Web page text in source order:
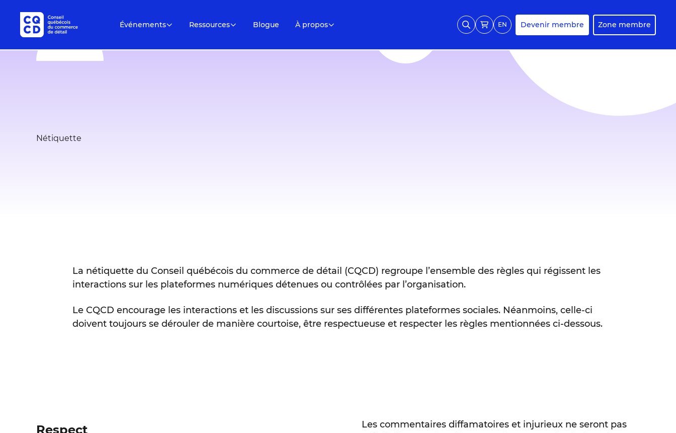
Événements Ressources Blogue À propos EN Devenir membre Zone membre
Nétiquette
La nétiquette du Conseil québécois du commerce de détail (CQCD) regroupe l’ensemble des règles qui régissent les
interactions sur les plateformes numériques détenues ou contrôlées par l’organisation.
Le CQCD encourage les interactions et les discussions sur ses différentes plateformes sociales. Néanmoins, celle-ci
doivent toujours se dérouler de manière courtoise, être respectueuse et respecter les règles mentionnées ci-dessous.
Respect
Les commentaires diffamatoires et injurieux ne seront pas